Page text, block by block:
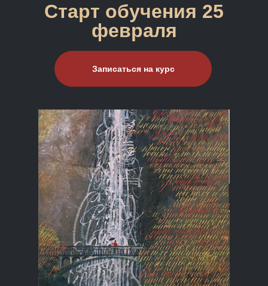
Старт обучения 25
февраля
Записаться на курс